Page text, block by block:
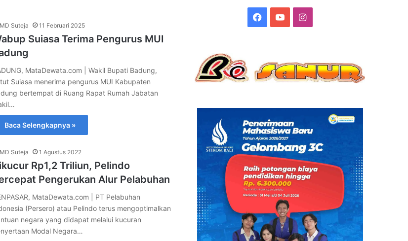
MD Suteja 11 Februari 2025
Suiasa Terima Pengurus MUI
MataDewata.com | Wakil Bupati Badung,
Suiasa menerima pengurus MUI Kabupaten
bertempat di Ruang Rapat Rumah Jabatan
Baca Selengkapnya »
MD Suteja 1 Agustus 2022
Rp1,2 Triliun, Pelindo
Pengerukan Alur Pelabuhan
MataDewata.com | PT Pelabuhan
(Persero) atau Pelindo terus mengoptimalkan
negara yang didapat melalui kucuran
Modal Negara…
Facebook
YouTubeInstagram